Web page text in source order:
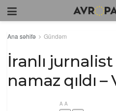
Ana səhifə Gündəm
İranlı
namaz qıldı –
A A